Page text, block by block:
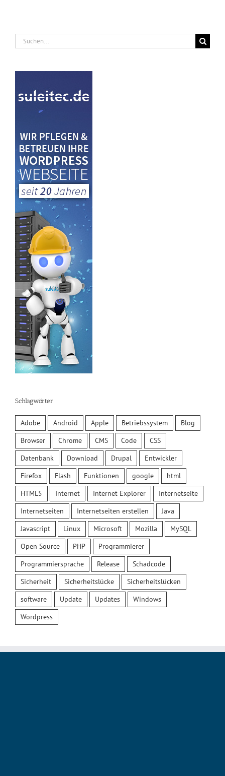
Suche
nach:
Schlagwörter
Adobe Android Apple Betriebssystem
Blog
Browser
Chrome CMS Code
CSS
Datenbank
Download Drupal
Entwickler
Firefox
Flash Funktionen google
html
HTML5
Internet Internet Explorer
Internetseite
Internetseiten
Internetseiten erstellen
Java
Javascript
Linux Microsoft Mozilla
MySQL
Open Source
PHP
Programmierer
Programmiersprache
Release
Schadcode
Sicherheit
Sicherheitslücke
Sicherheitslücken
software
Update Updates
Windows
Wordpress